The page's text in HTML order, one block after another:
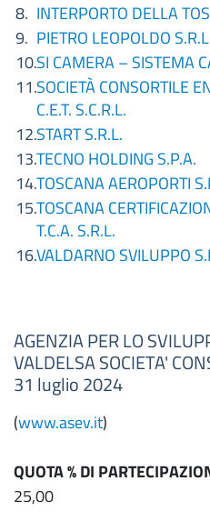
INTERPORTO DELLA
PIETRO LEOPOLDO
SI CAMERA – SISTEMA
SOCIETÀ CONSORTILE
C.E.T. S.C.R.L.
START S.R.L.
TECNO HOLDING S.P.A.
TOSCANA AEROPORTI
TOSCANA
T.C.A. S.R.L.
VALDARNO SVILUPPO
AGENZIA PER LO
VALDELSA SOCIETA'
31 luglio 2024
(www.asev.it)
QUOTA % DI
25,00